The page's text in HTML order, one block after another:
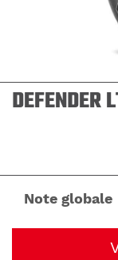
DEFENDER
Note globale